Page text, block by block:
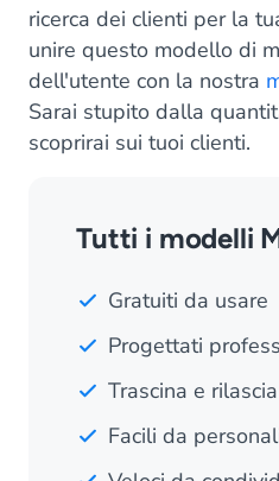
ricerca dei clienti per la
unire questo modello di
dell'utente con la nostra
Sarai stupito dalla
scoprirai sui tuoi clienti.
Tutti i modelli
Gratuiti da usare
Progettati
Trascina e rilascia
Facili da